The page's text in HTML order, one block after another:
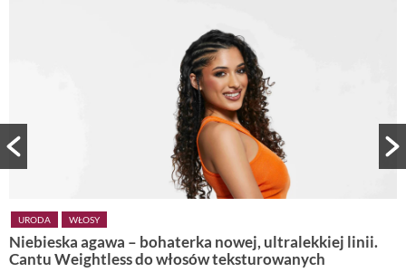
URODA WŁOSY
Niebieska agawa – bohaterka nowej, ultralekkiej linii.
Cantu Weightless do włosów teksturowanych